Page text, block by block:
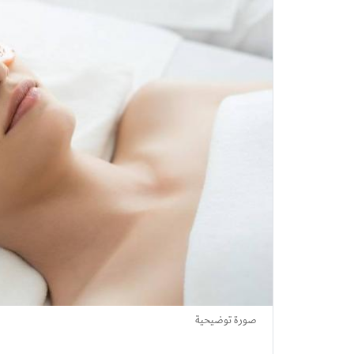
صورة توضيحية